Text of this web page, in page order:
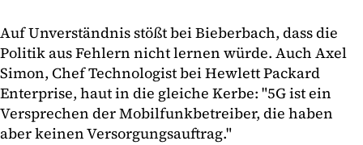
Auf Unverständnis stößt bei Bieberbach, dass die
Politik aus Fehlern nicht lernen würde. Auch Axel
Simon, Chef Technologist bei Hewlett Packard
Enterprise, haut in die gleiche Kerbe: "5G ist ein
Versprechen der Mobilfunkbetreiber, die haben
aber keinen Versorgungsauftrag."